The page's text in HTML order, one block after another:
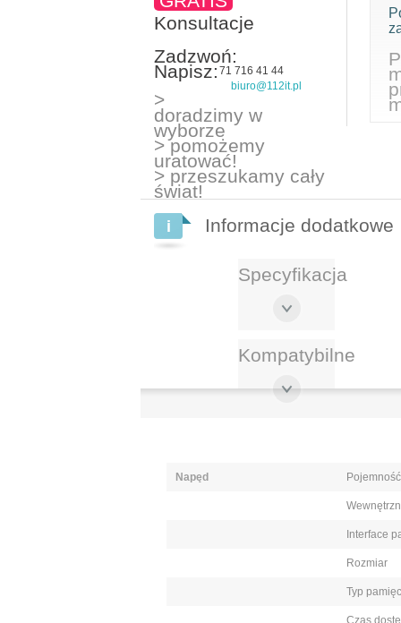
Konsultacje
Zadzwoń:
71 716 41 44
Napisz:
biuro@112it.pl
>
doradzimy w
wyborze
> pomożemy
uratować!
> przeszukamy cały
świat!
Informacje dodatkowe
Specyfikacja
Kompatybilne
Napęd
Interface
Rozmiar
Typ
Czas